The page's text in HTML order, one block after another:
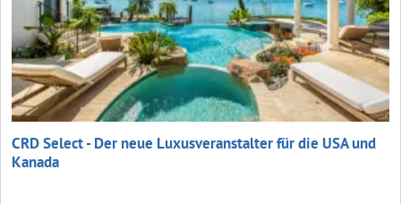
CRD Select - Der neue Luxusveranstalter für die USA und
Kanada